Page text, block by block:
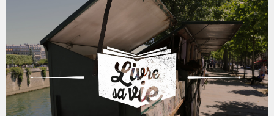
principal
LIVRE SA VIE